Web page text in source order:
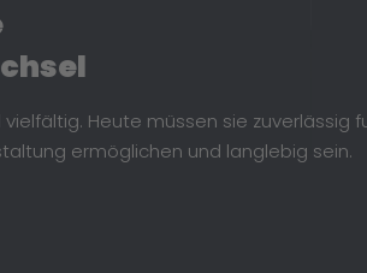
Heute müssen sie
ermöglichen und langlebig sein.